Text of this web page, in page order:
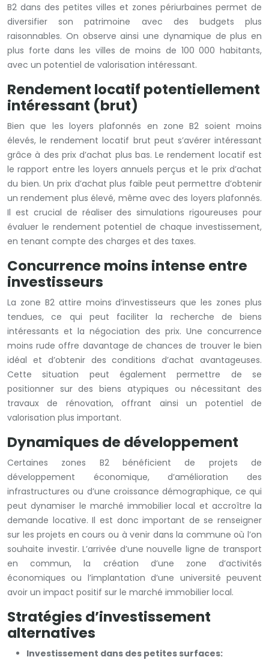
B2 dans des petites villes et zones périurbaines permet de
diversifier son patrimoine avec des budgets plus
raisonnables. On observe ainsi une dynamique de plus en
plus forte dans les villes de moins de 100 000 habitants,
avec un potentiel de valorisation intéressant.
Rendement locatif potentiellement
intéressant (brut)
Bien que les loyers plafonnés en zone B2 soient moins
élevés, le rendement locatif brut peut s’avérer intéressant
grâce à des prix d’achat plus bas. Le rendement locatif est
le rapport entre les loyers annuels perçus et le prix d’achat
du bien. Un prix d’achat plus faible peut permettre d’obtenir
un rendement plus élevé, même avec des loyers plafonnés.
Il est crucial de réaliser des simulations rigoureuses pour
évaluer le rendement potentiel de chaque investissement,
en tenant compte des charges et des taxes.
Concurrence moins intense entre
investisseurs
La zone B2 attire moins d’investisseurs que les zones plus
tendues, ce qui peut faciliter la recherche de biens
intéressants et la négociation des prix. Une concurrence
moins rude offre davantage de chances de trouver le bien
idéal et d’obtenir des conditions d’achat avantageuses.
Cette situation peut également permettre de se
positionner sur des biens atypiques ou nécessitant des
travaux de rénovation, offrant ainsi un potentiel de
valorisation plus important.
Dynamiques de développement
Certaines zones B2 bénéficient de projets de
développement économique, d’amélioration des
infrastructures ou d’une croissance démographique, ce qui
peut dynamiser le marché immobilier local et accroître la
demande locative. Il est donc important de se renseigner
sur les projets en cours ou à venir dans la commune où l’on
souhaite investir. L’arrivée d’une nouvelle ligne de transport
en commun, la création d’une zone d’activités
économiques ou l’implantation d’une université peuvent
avoir un impact positif sur le marché immobilier local.
Stratégies d’investissement
alternatives
Investissement dans des petites surfaces: